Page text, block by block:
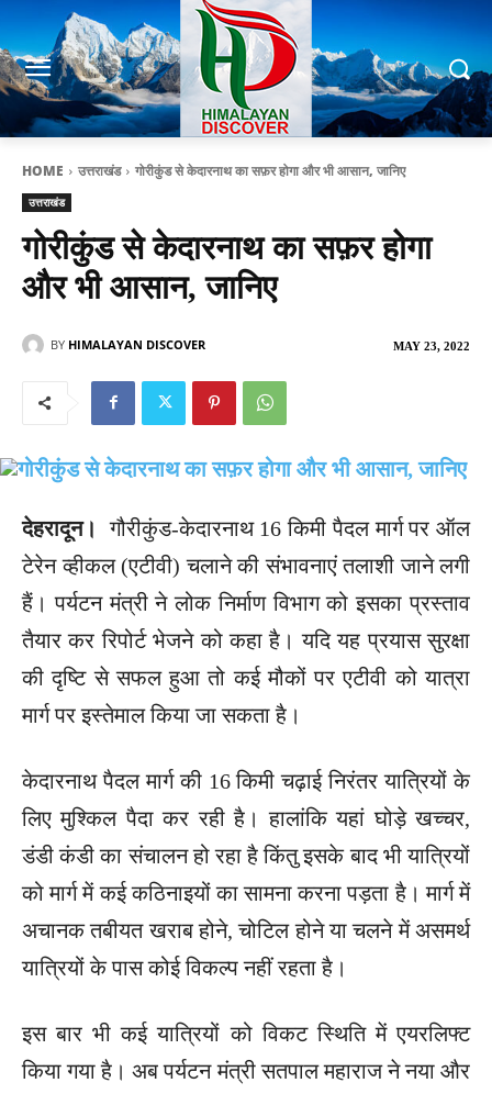
HOME उत्तराखंड गोरीकुंड से केदारनाथ का सफ़र होगा और भी आसान, जानिए
उत्तराखंड
गोरीकुंड से केदारनाथ का सफ़र होगा
और भी आसान, जानिए
MAY 23, 2022
BY HIMALAYAN DISCOVER
देहरादून।
गौरीकुंड-केदारनाथ 16 किमी पैदल मार्ग पर ऑल
टेरेन व्हीकल (एटीवी) चलाने की संभावनाएं तलाशी जाने लगी
हैं। पर्यटन मंत्री ने लोक निर्माण विभाग को इसका प्रस्ताव
तैयार कर रिपोर्ट भेजने को कहा है। यदि यह प्रयास सुरक्षा
की दृष्टि से सफल हुआ तो कई मौकों पर एटीवी को यात्रा
मार्ग पर इस्तेमाल किया जा सकता है।
केदारनाथ पैदल मार्ग की 16 किमी चढ़ाई निरंतर यात्रियों के
लिए मुश्किल पैदा कर रही है। हालांकि यहां घोड़े खच्चर,
डंडी कंडी का संचालन हो रहा है किंतु इसके बाद भी यात्रियों
को मार्ग में कई कठिनाइयों का सामना करना पड़ता है। मार्ग में
अचानक तबीयत खराब होने, चोटिल होने या चलने में असमर्थ
यात्रियों के पास कोई विकल्प नहीं रहता है।
इस बार भी कई यात्रियों को विकट स्थिति में एयरलिफ्ट
किया गया है। अब पर्यटन मंत्री सतपाल महाराज ने नया और